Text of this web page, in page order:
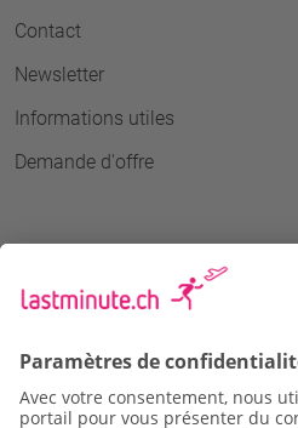
Contact
Newsletter
Informations utiles
Demande d'offre